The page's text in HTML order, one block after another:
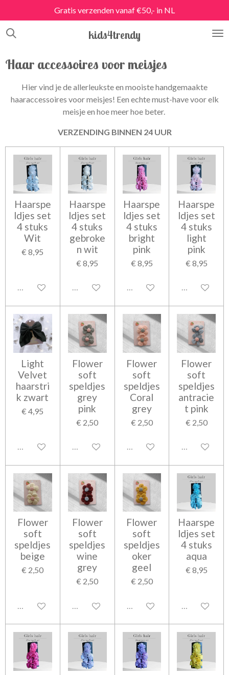
direct
naar
hoofdinhoud
kids4trendy
Gratis verzenden vanaf €50,- in NL
Haar accessoires voor meisjes
Hier vind je de allerleukste en mooiste handgemaakte
haaraccessoires voor meisjes! Een echte must-have voor elk
meisje en hoe meer hoe beter.
VERZENDING BINNEN 24 UUR
Haarspe
ldjes set
4 stuks
Wit
€ 8,95
Uitgeschakeld
Haarspe
ldjes set
4 stuks
gebroke
n wit
€ 8,95
Uitgeschakeld
Haarspe
ldjes set
4 stuks
bright
pink
€ 8,95
Uitgeschakeld
Haarspe
ldjes set
4 stuks
light
pink
€ 8,95
Light
Velvet
haarstri
k zwart
€ 4,95
Uitgeschakeld
Flower
soft
speldjes
grey
pink
€ 2,50
Uitgeschakeld
Flower
soft
speldjes
Coral
grey
€ 2,50
Uitgeschakeld
Flower
soft
speldjes
antracie
t pink
€ 2,50
Flower
soft
speldjes
beige
€ 2,50
Uitgeschakeld
Flower
soft
speldjes
wine
grey
€ 2,50
Uitgeschakeld
Flower
soft
speldjes
oker
geel
€ 2,50
Uitgeschakeld
Haarspe
ldjes set
4 stuks
aqua
€ 8,95